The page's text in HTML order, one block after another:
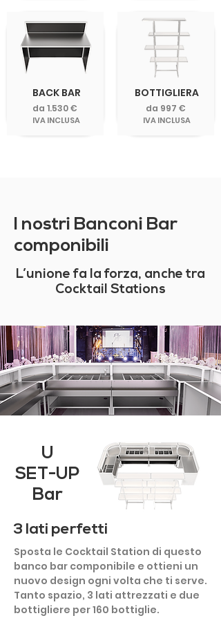
BACK BAR
da 1.530 €
IVA INCLUSA
BOTTIGLIERA
da 997 €
IVA INCLUSA
I nostri Banconi Bar
componibili
L’unione fa la forza, anche tra
Cocktail Stations
U
SET-UP
Bar
3 lati perfetti
Sposta le Cocktail Station di questo
banco bar componibile e ottieni un
nuovo design ogni volta che ti serve.
Tanto spazio, 3 lati attrezzati e due
bottigliere per 160 bottiglie.